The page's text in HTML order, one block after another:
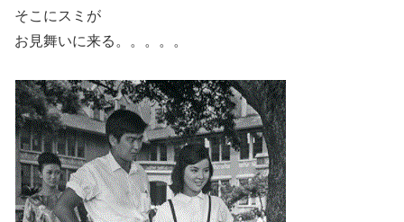
そこにスミが
お見舞いに来る。。。。。